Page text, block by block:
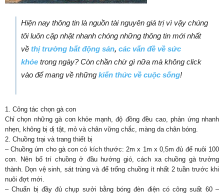
Hiện nay thông tin là nguồn tài nguyên giá trị vì vậy chúng
tôi luôn cập nhật nhanh chóng những thông tin mới nhất
về thị trường bất động sản, các vấn đề về sức
khỏe trong ngày? Còn chần chừ gì nữa mà không click
vào để mang về những kiến thức về cuộc sống!
1. Công tác chọn gà con
Chỉ chọn những gà con khỏe mạnh, độ đồng đều cao, phản ứng nhanh
nhẹn, không bị dị tật, mỏ và chân vững chắc, màng da chân bóng.
2. Chuồng trại và trang thiết bị
– Chuồng úm cho gà con có kích thước: 2m x 1m x 0,5m đủ để nuôi 100
con. Nên bố trí chuồng ở đầu hướng gió, cách xa chuồng gà trưởng
thành. Dọn vệ sinh, sát trùng và để trống chuồng ít nhất 2 tuần trước khi
nuôi đợt mới.
– Chuẩn bị đầy đủ chụp sưởi bằng bóng đèn điện có công suất 60 –